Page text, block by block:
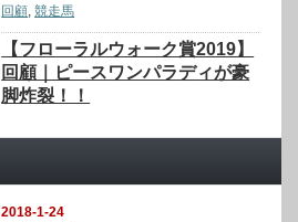
回顧,競走馬
【フローラルウォーク賞2019】
回顧｜ピースワンパラディが豪
脚炸裂！！
2018-1-24